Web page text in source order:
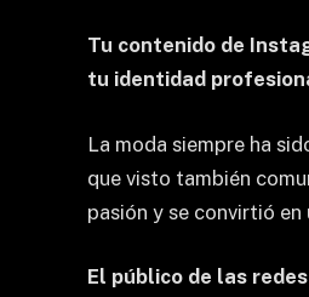
Tu contenido de
tu identidad
La moda siempre ha
que visto también
pasión y se convirtió en
El público de las